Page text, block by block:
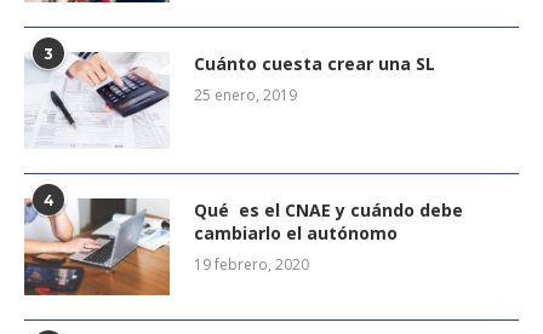
3 Cuánto cuesta crear una SL
25 enero, 2019
4
Qué es el CNAE y cuándo debe
cambiarlo el autónomo
19 febrero, 2020